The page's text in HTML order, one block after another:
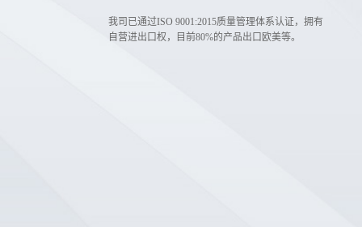
我司已通过ISO 9001:2015质量管理体系认证，拥有
自营进出口权，目前80%的产品出口欧美等。